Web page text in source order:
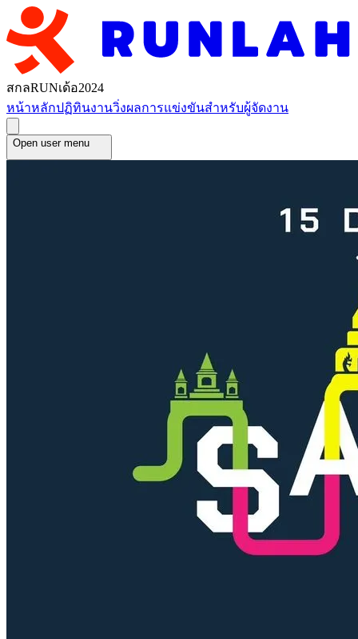
สกลRUNเด้อ2024
หน้าหลักปฏิทินงานวิ่งผลการแข่งขันสำหรับผู้จัดงาน
Open user menu